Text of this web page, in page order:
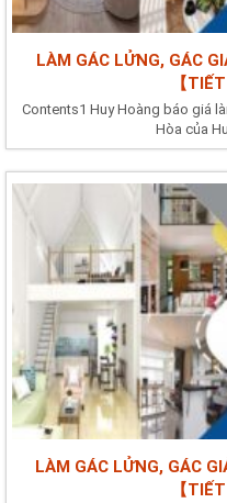
LÀM GÁC LỬNG, GÁC
【
Contents1 Huy Hoàng báo giá
Hòa của
LÀM GÁC LỬNG, GÁC
【